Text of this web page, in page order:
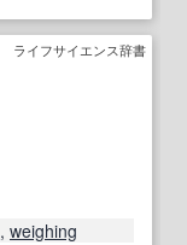
ライフサイエンス辞書
, weighing